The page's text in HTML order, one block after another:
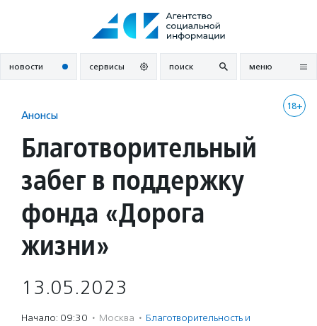
новости сервисы поиск меню
18+
Анонсы
Благотворительный
забег в поддержку
фонда «Дорога
жизни»
13.05.2023
Начало: 09:30 · Москва · Благотвори­тель­ность и